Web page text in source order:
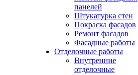
панелей
Штукатурка стен
Покраска фасадов
Ремонт фасадов
Фасадные работы
Отделочные работы
Внутренние
отделочные